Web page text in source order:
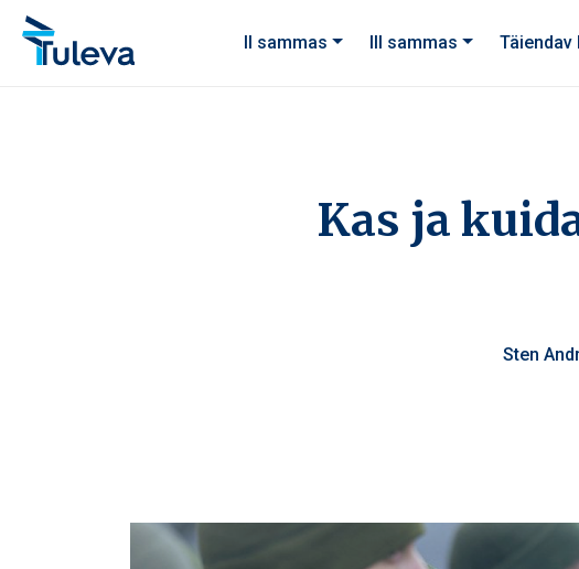
Liigu edasi sisu juurde
II sammas
III sammas
Kas ja
Sten